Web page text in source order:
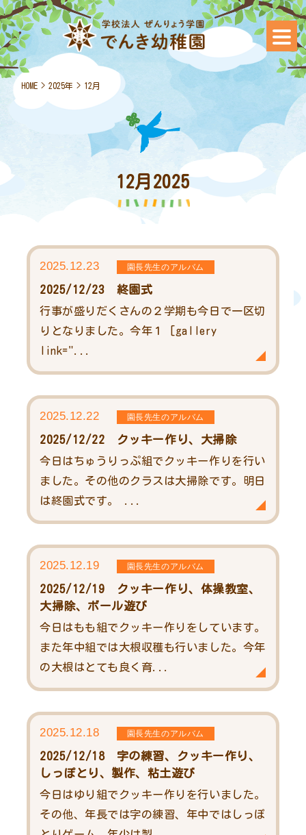
HOME > 2025年 > 12月
12月2025
2025.12.23 園長先生のアルバム
2025/12/23 終園式
行事が盛りだくさんの２学期も今日で一区切
りとなりました。今年１ [gallery
link="...
2025.12.22 園長先生のアルバム
2025/12/22 クッキー作り、大掃除
今日はちゅうりっぷ組でクッキー作りを行い
ました。その他のクラスは大掃除です。明日
は終園式です。 ...
2025.12.19 園長先生のアルバム
2025/12/19 クッキー作り、体操教室、
大掃除、ボール遊び
今日はもも組でクッキー作りをしています。
また年中組では大根収穫も行いました。今年
の大根はとても良く育...
2025.12.18 園長先生のアルバム
2025/12/18 字の練習、クッキー作り、
しっぽとり、製作、粘土遊び
今日はゆり組でクッキー作りを行いました。
その他、年長では字の練習、年中ではしっぽ